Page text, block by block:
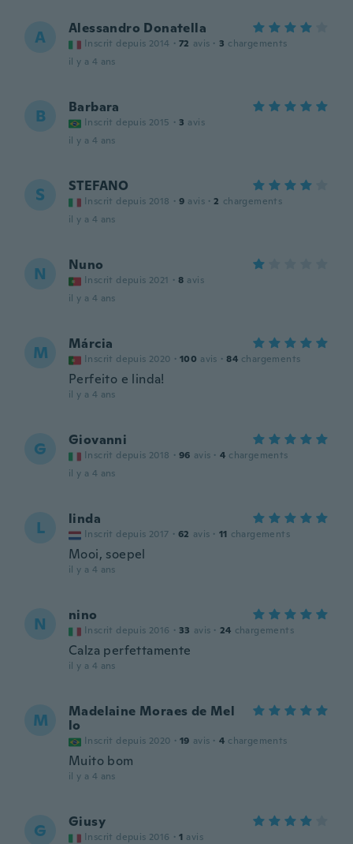
A Alessandro Donatella
Inscrit depuis 2014 · 72 avis · 3 chargements
il y a 4 ans
B Barbara
Inscrit depuis 2015 · 3 avis
il y a 4 ans
S STEFANO
Inscrit depuis 2018 · 9 avis · 2 chargements
il y a 4 ans
N Nuno
Inscrit depuis 2021 · 8 avis
il y a 4 ans
M Márcia
Inscrit depuis 2020 · 100 avis · 84 chargements
Perfeito e linda!
il y a 4 ans
G Giovanni
Inscrit depuis 2018 · 96 avis · 4 chargements
il y a 4 ans
L linda
Inscrit depuis 2017 · 62 avis · 11 chargements
Mooi, soepel
il y a 4 ans
N nino
Inscrit depuis 2016 · 33 avis · 24 chargements
Calza perfettamente
il y a 4 ans
M
Madelaine Moraes de Mel
lo
Inscrit depuis 2020 · 19 avis · 4 chargements
Muito bom
il y a 4 ans
G Giusy
Inscrit depuis 2016 · 1 avis